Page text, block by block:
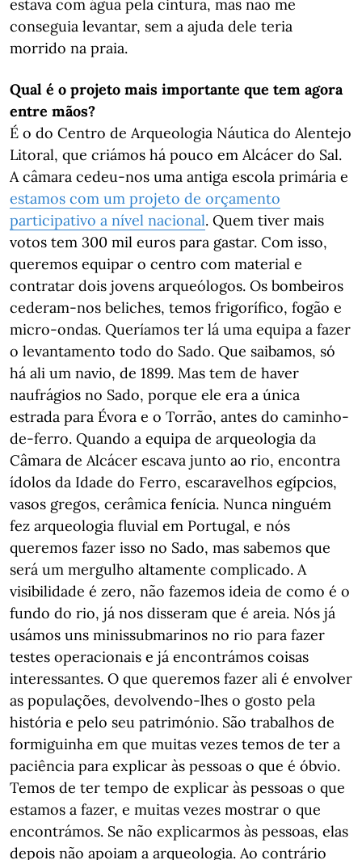
estava com água pela cintura, mas não me
conseguia levantar, sem a ajuda dele teria
morrido na praia.
Qual é o projeto mais importante que tem agora
entre mãos?
É o do Centro de Arqueologia Náutica do Alentejo
Litoral, que criámos há pouco em Alcácer do Sal.
A câmara cedeu-nos uma antiga escola primária e
estamos com um projeto de orçamento
participativo a nível nacional. Quem tiver mais
votos tem 300 mil euros para gastar. Com isso,
queremos equipar o centro com material e
contratar dois jovens arqueólogos. Os bombeiros
cederam-nos beliches, temos frigorífico, fogão e
micro-ondas. Queríamos ter lá uma equipa a fazer
o levantamento todo do Sado. Que saibamos, só
há ali um navio, de 1899. Mas tem de haver
naufrágios no Sado, porque ele era a única
estrada para Évora e o Torrão, antes do caminho-
de-ferro. Quando a equipa de arqueologia da
Câmara de Alcácer escava junto ao rio, encontra
ídolos da Idade do Ferro, escaravelhos egípcios,
vasos gregos, cerâmica fenícia. Nunca ninguém
fez arqueologia fluvial em Portugal, e nós
queremos fazer isso no Sado, mas sabemos que
será um mergulho altamente complicado. A
visibilidade é zero, não fazemos ideia de como é o
fundo do rio, já nos disseram que é areia. Nós já
usámos uns minissubmarinos no rio para fazer
testes operacionais e já encontrámos coisas
interessantes. O que queremos fazer ali é envolver
as populações, devolvendo-lhes o gosto pela
história e pelo seu património. São trabalhos de
formiguinha em que muitas vezes temos de ter a
paciência para explicar às pessoas o que é óbvio.
Temos de ter tempo de explicar às pessoas o que
estamos a fazer, e muitas vezes mostrar o que
encontrámos. Se não explicarmos às pessoas, elas
depois não apoiam a arqueologia. Ao contrário